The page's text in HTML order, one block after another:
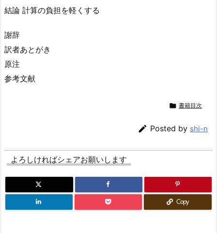
結論 計算の負担を軽くする
謝辞
訳者あとがき
原注
参考文献
 書籍目次
 Posted by shi-n
よろしければシェアお願いします
Copy